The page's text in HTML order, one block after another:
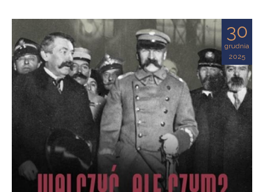
30
grudnia
2025